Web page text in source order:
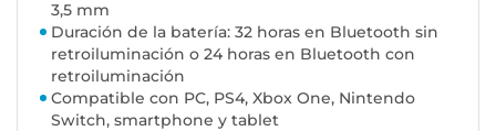
3,5 mm
Duración de la batería: 32 horas en Bluetooth sin
retroiluminación o 24 horas en Bluetooth con
retroiluminación
Compatible con PC, PS4, Xbox One, Nintendo
Switch, smartphone y tablet